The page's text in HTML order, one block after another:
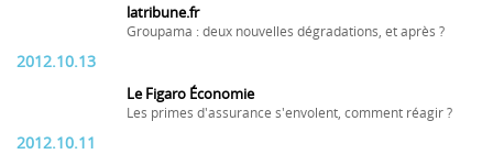
latribune.fr
Groupama : deux nouvelles dégradations, et après ?
2012.10.13
Le Figaro Économie
Les primes d'assurance s'envolent, comment réagir ?
2012.10.11